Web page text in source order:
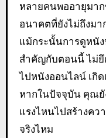
หลายคนพออายุมา
อนาคตที่ยังไม่ถึงม
แม้กระนั้นการดูหนั
สำคัญกับตอนนี้ ไม่
ไปหนังออนไลน์ เกิ
หากในปัจจุบัน คุณยั
แรงไหนไปสร้างค
จริงไหม